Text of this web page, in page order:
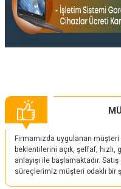
Firmamızda uygulanan
beklentilerini açık, şeffaf,
anlayışı ile başlamaktadır.
süreçlerimiz müşteri odaklı bir